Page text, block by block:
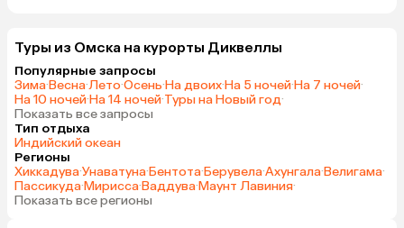
Туры из Омска на курорты Диквеллы
Популярные запросы
Зима·Весна·Лето·Осень·На двоих·На 5 ночей·На 7 ночей·
На 10 ночей·На 14 ночей·Туры на Новый год·
Показать все запросы
Тип отдыха
Индийский океан
Регионы
Хиккадува·Унаватуна·Бентота·Берувела·Ахунгала·Велигама·
Пассикуда·Мирисса·Ваддува·Маунт Лавиния·
Показать все регионы